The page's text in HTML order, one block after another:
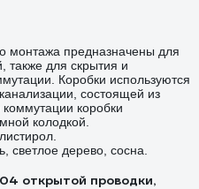
монтажа предназначены для
также для скрытия и
Коробки используются
состоящей из
коробки
колодкой.
светлое дерево, сосна.
открытой проводки,